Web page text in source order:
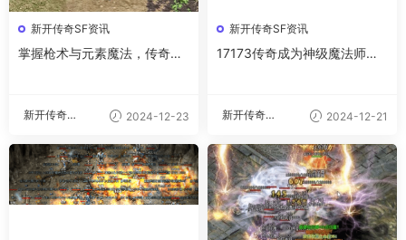
新开传奇SF资讯
掌握枪术与元素魔法，传奇战
新开传奇私
2024-12-23
新开传奇SF资讯
17173传奇成为神级魔法师的
新开传奇私
2024-12-21